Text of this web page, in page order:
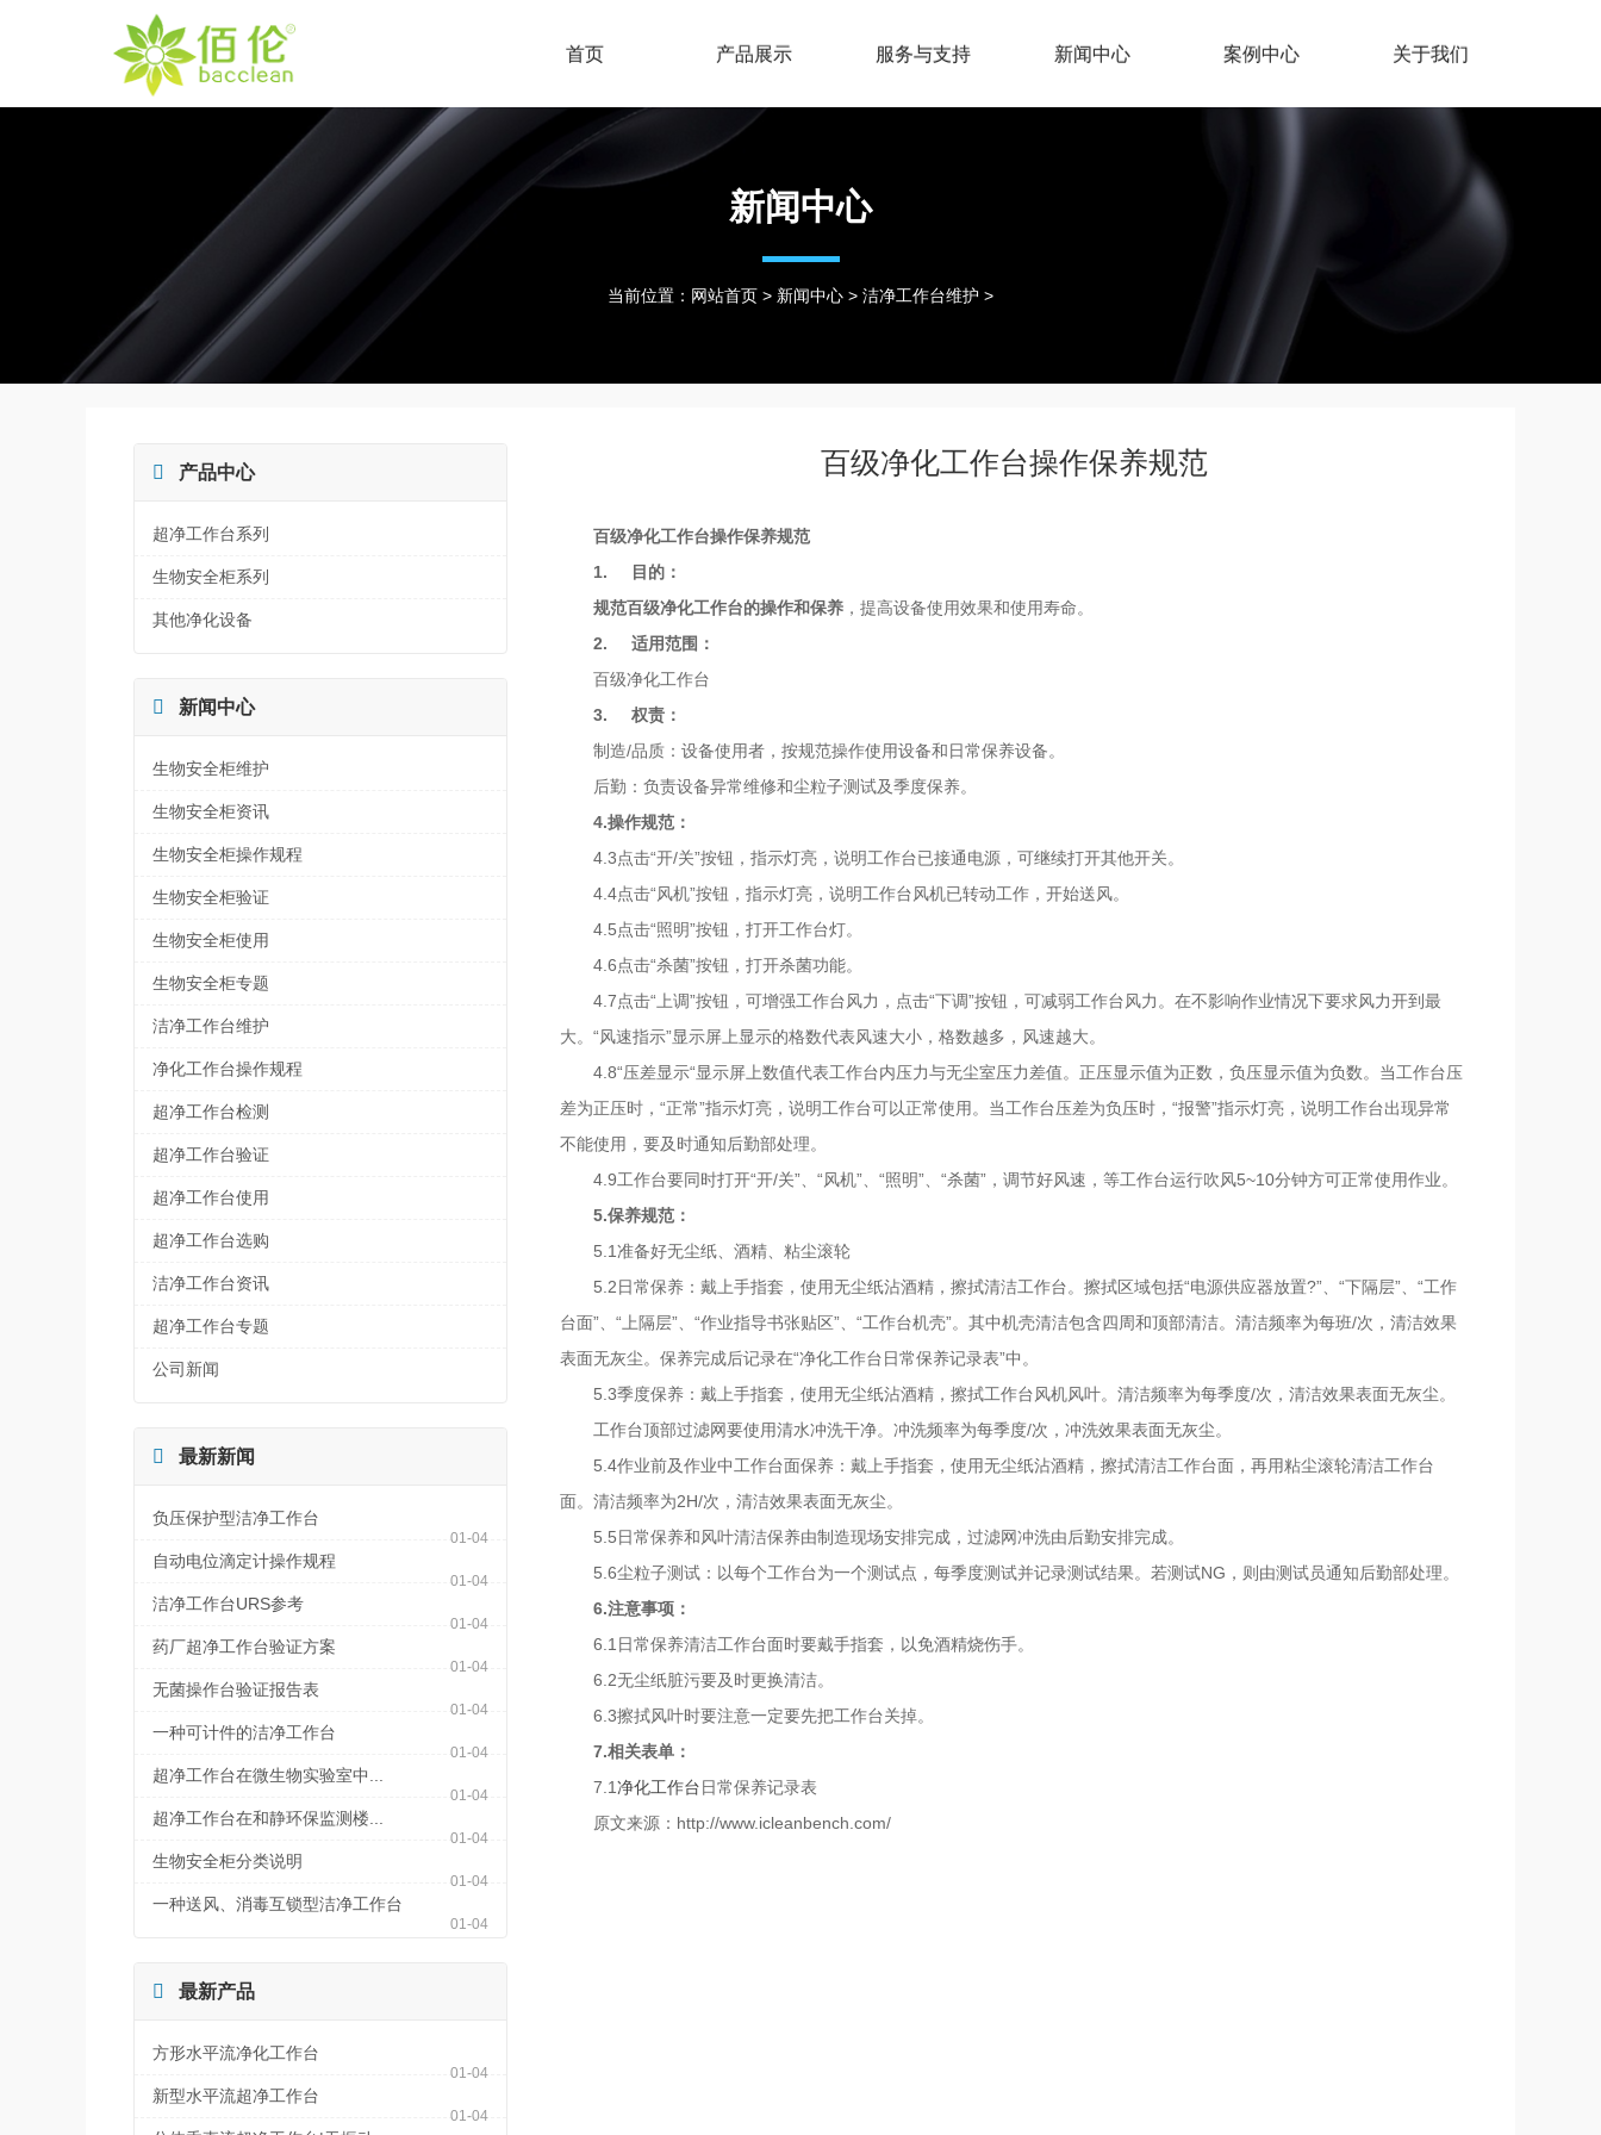
首页 产品展示 服务与支持 新闻中心 案例中心 关于我们
新闻中心
当前位置： 网站首页 > 新闻中心 > 洁净工作台维护 >
 产品中心
超净工作台系列
生物安全柜系列
其他净化设备
 新闻中心
生物安全柜维护
生物安全柜资讯
生物安全柜操作规程
生物安全柜验证
生物安全柜使用
生物安全柜专题
洁净工作台维护
净化工作台操作规程
超净工作台检测
超净工作台验证
超净工作台使用
超净工作台选购
洁净工作台资讯
超净工作台专题
公司新闻
 最新新闻
负压保护型洁净工作台
01-04
自动电位滴定计操作规程
01-04
洁净工作台URS参考
01-04
药厂超净工作台验证方案
01-04
无菌操作台验证报告表
01-04
一种可计件的洁净工作台
01-04
超净工作台在微生物实验室中...
01-04
超净工作台在和静环保监测楼...
01-04
生物安全柜分类说明
01-04
一种送风、消毒互锁型洁净工作台
01-04
 最新产品
方形水平流净化工作台
01-04
新型水平流超净工作台
01-04
百级净化工作台操作保养规范
百级净化工作台操作保养规范
1. 目的：
规范百级净化工作台的操作和保养 ，提高设备使用效果和使用寿命。
2. 适用范围：
百级净化工作台
3. 权责：
制造/品质：设备使用者，按规范操作使用设备和日常保养设备。
后勤：负责设备异常维修和尘粒子测试及季度保养。
4.操作规范：
4.3点击“开/关”按钮，指示灯亮，说明工作台已接通电源，可继续打开其他开关。
4.4点击“风机”按钮，指示灯亮，说明工作台风机已转动工作，开始送风。
4.5点击“照明”按钮，打开工作台灯。
4.6点击“杀菌”按钮，打开杀菌功能。
4.7点击“上调”按钮，可增强工作台风力，点击“下调”按钮，可减弱工作台风力。在不影响作业情况下要求风力开到最
大。“风速指示”显示屏上显示的格数代表风速大小，格数越多，风速越大。
4.8“压差显示“显示屏上数值代表工作台内压力与无尘室压力差值。正压显示值为正数，负压显示值为负数。当工作台压
差为正压时，“正常”指示灯亮，说明工作台可以正常使用。当工作台压差为负压时，“报警”指示灯亮，说明工作台出现异常
不能使用，要及时通知后勤部处理。
4.9工作台要同时打开“开/关”、“风机”、“照明”、“杀菌”，调节好风速，等工作台运行吹风5~10分钟方可正常使用作业。
5.保养规范：
5.1准备好无尘纸、酒精、粘尘滚轮
5.2日常保养：戴上手指套，使用无尘纸沾酒精，擦拭清洁工作台。擦拭区域包括“电源供应器放置?”、“下隔层”、“工作
台面”、“上隔层”、“作业指导书张贴区”、“工作台机壳”。其中机壳清洁包含四周和顶部清洁。清洁频率为每班/次，清洁效果
表面无灰尘。保养完成后记录在“净化工作台日常保养记录表”中。
5.3季度保养：戴上手指套，使用无尘纸沾酒精，擦拭工作台风机风叶。清洁频率为每季度/次，清洁效果表面无灰尘。
工作台顶部过滤网要使用清水冲洗干净。冲洗频率为每季度/次，冲洗效果表面无灰尘。
5.4作业前及作业中工作台面保养：戴上手指套，使用无尘纸沾酒精，擦拭清洁工作台面，再用粘尘滚轮清洁工作台
面。清洁频率为2H/次，清洁效果表面无灰尘。
5.5日常保养和风叶清洁保养由制造现场安排完成，过滤网冲洗由后勤安排完成。
5.6尘粒子测试：以每个工作台为一个测试点，每季度测试并记录测试结果。若测试NG，则由测试员通知后勤部处理。
6.注意事项：
6.1日常保养清洁工作台面时要戴手指套，以免酒精烧伤手。
6.2无尘纸脏污要及时更换清洁。
6.3擦拭风叶时要注意一定要先把工作台关掉。
7.相关表单：
7.1净化工作台日常保养记录表
原文来源：http://www.icleanbench.com/